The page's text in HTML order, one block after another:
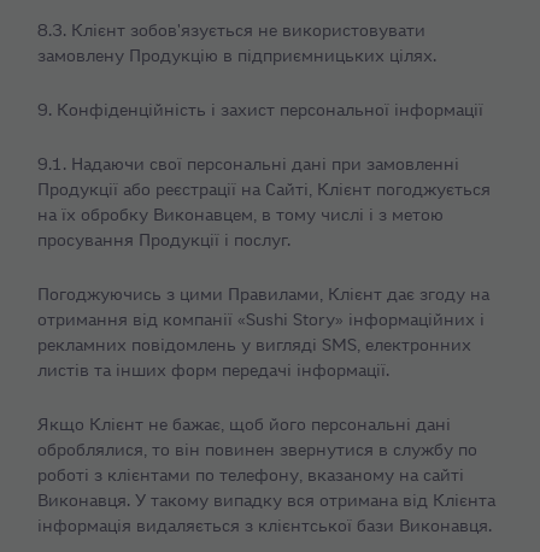
8.3. Клієнт зобов'язується не використовувати
замовлену Продукцію в підприємницьких цілях.
9. Конфіденційність і захист персональної інформації
9.1. Надаючи свої персональні дані при замовленні
Продукції або реєстрації на Сайті, Клієнт погоджується
на їх обробку Виконавцем, в тому числі і з метою
просування Продукції і послуг.
Погоджуючись з цими Правилами, Клієнт дає згоду на
отримання від компанії «Sushi Story» інформаційних і
рекламних повідомлень у вигляді SMS, електронних
листів та інших форм передачі інформації.
Якщо Клієнт не бажає, щоб його персональні дані
оброблялися, то він повинен звернутися в службу по
роботі з клієнтами по телефону, вказаному на сайті
Виконавця. У такому випадку вся отримана від Клієнта
інформація видаляється з клієнтської бази Виконавця.